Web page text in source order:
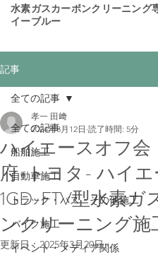
水素ガスカーボンクリーニング
イーブルー
記事
全ての記事
船舶施工
自動車施工
トラック・バス・その他施工
バイク施工
イベント・メディア関係
全ての記事
ハイエースオフ会
府-トヨタ- ハイエ
1GD-FTV型水素ガ
ンクリーニング施
孝一 田﨑
2024年8月12日 読了時間: 5分
更新日：2025年3月20日